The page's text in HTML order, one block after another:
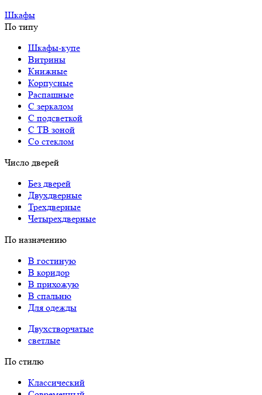
Шкафы
По типу
Шкафы-купе
Витрины
Книжные
Корпусные
Распашные
С зеркалом
С подсветкой
С ТВ зоной
Со стеклом
Число дверей
Без дверей
Двухдверные
Трехдверные
Четырехдверные
По назначению
В гостиную
В коридор
В прихожую
В спальню
Для одежды
Двухстворчатые
светлые
По стилю
Классический